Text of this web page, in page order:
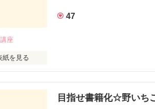
前に募集していたみなさんの小説のお悩みに答
作品
47
座
紙を見る
もっともっと、上手に書けるようになりた～い
目指せ書籍化☆野いち